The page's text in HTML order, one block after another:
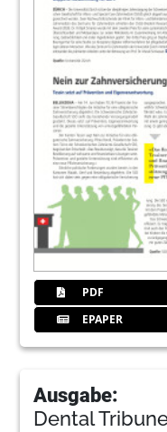
PDF
EPAPER
Ausgabe:
Dental